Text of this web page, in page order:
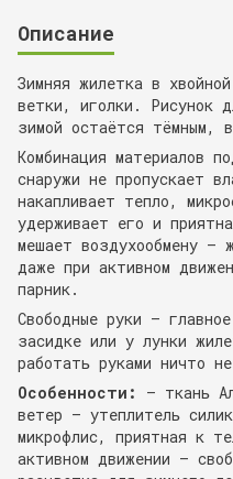
Описание
Зимняя жилетка в
ветки, иголки. Рисунок
зимой остаётся тёмным,
Комбинация материалов
снаружи не пропускает
накапливает тепло,
удерживает его и
мешает воздухообмену —
даже при активном
парник.
Свободные руки —
засидке или у лунки
работать руками ничто
Особенности:
— ткань
ветер — утеплитель
микрофлис, приятная к
активном движении —